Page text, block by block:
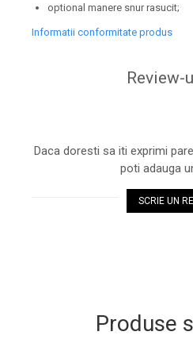
optional manere snur rasucit;
Informatii conformitate produs
Review-
Daca doresti sa iti exprimi
poti adauga
SCRIE UN
Produse